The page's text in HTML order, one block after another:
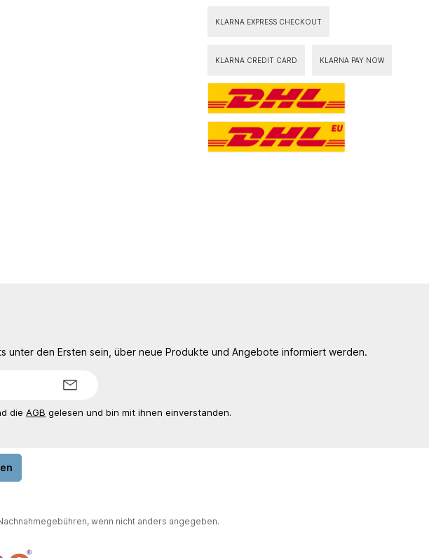
KLARNA EXPRESS CHECKOUT
KLARNA CREDIT CARD KLARNA PAY NOW
den Ersten sein, über neue Produkte und Angebote informiert werden.
die AGB gelesen und bin mit ihnen einverstanden.
wenn nicht anders angegeben.